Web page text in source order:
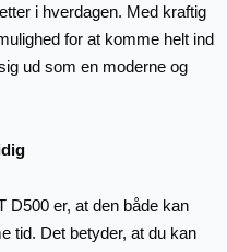
i hverdagen. Med kraftig
for at komme helt ind
ud som en moderne og
D500 er, at den både kan
tid. Det betyder, at du kan